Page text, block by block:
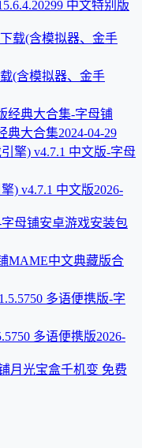
中文特别版
(含模拟器、金手
典大合集2024-04-29
) v4.7.1 中文版2026-
安卓游戏安装包
MAME中文典藏版合
多语便携版2026-
月光宝盒千机变 免费